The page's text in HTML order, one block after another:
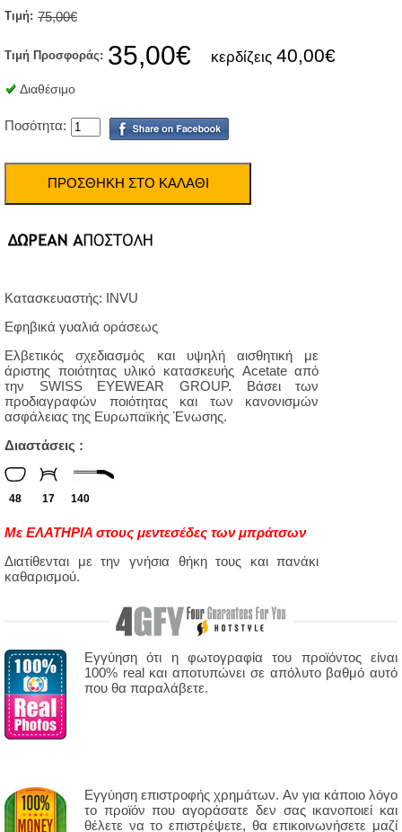
Τιμή: 75,00€
Τιμή Προσφοράς: 35,00€ κερδίζεις 40,00€
Διαθέσιμο
Ποσότητα:
Κατασκευαστής: INVU
Εφηβικά γυαλιά οράσεως
Ελβετικός σχεδιασμός και υψηλή αισθητική με
άριστης ποιότητας υλικό κατασκευής Acetate από
την SWISS EYEWEAR GROUP. Βάσει των
προδιαγραφών ποιότητας και των κανονισμών
ασφάλειας της Ευρωπαϊκής Ένωσης.
Διαστάσεις :
48 17 140
Με ΕΛΑΤΗΡΙΑ στους μεντεσέδες των μπράτσων
Διατίθενται με την γνήσια θήκη τους και πανάκι
καθαρισμού.
Εγγύηση ότι η φωτογραφία του προϊόντος είναι
100% real και αποτυπώνει σε απόλυτο βαθμό αυτό
που θα παραλάβετε.
Εγγύηση επιστροφής χρημάτων. Αν για κάποιο λόγο
το προϊόν που αγοράσατε δεν σας ικανοποιεί και
θέλετε να το επιστρέψετε, θα επικοινωνήσετε μαζί